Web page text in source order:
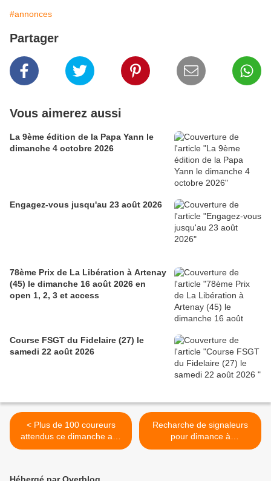
#annonces
Partager
Vous aimerez aussi
La 9ème édition de la Papa Yann le
dimanche 4 octobre 2026
Engagez-vous jusqu'au 23 août 2026
78ème Prix de La Libération à Artenay
(45) le dimanche 16 août 2026 en
open 1, 2, 3 et access
Course FSGT du Fidelaire (27) le
samedi 22 août 2026
< Plus de 100 coureurs
attendus ce dimanche aux
courses UFOLEP de
Recharche de signaleurs
pour dimance à
Marsauceux >